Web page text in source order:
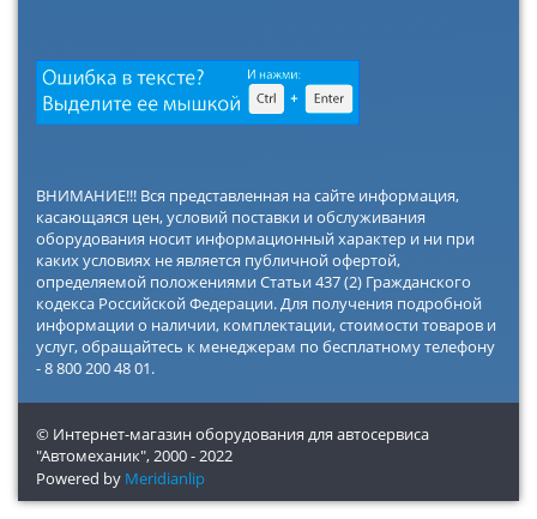
ВНИМАНИЕ!!! Вся представленная на сайте информация,
касающаяся цен, условий поставки и обслуживания
оборудования носит информационный характер и ни при
каких условиях не является публичной офертой,
определяемой положениями Статьи 437 (2) Гражданского
кодекса Российской Федерации. Для получения подробной
информации о наличии, комплектации, стоимости товаров и
услуг, обращайтесь к менеджерам по бесплатному телефону
- 8 800 200 48 01.
© Интернет-магазин оборудования для автосервиса
"Автомеханик",2000 - 2022
Powered by Meridianlip